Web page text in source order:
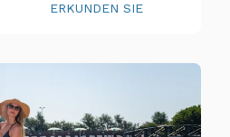
ERKUNDEN SIE